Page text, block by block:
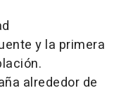
y la primera
alrededor de